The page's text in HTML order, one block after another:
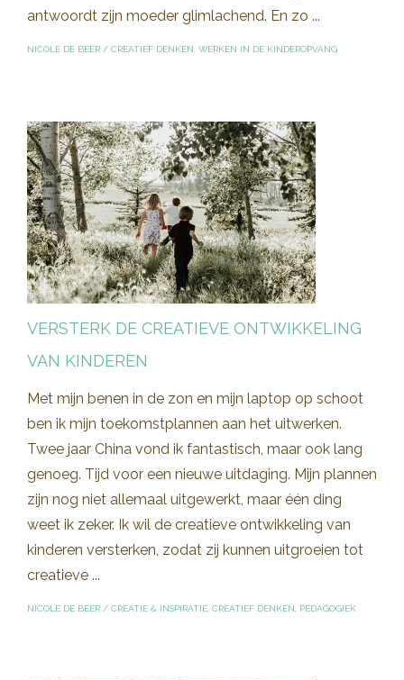
antwoordt zijn moeder glimlachend. En zo ...
NICOLE DE BEER / CREATIEF DENKEN WERKEN IN DE KINDEROPVANG
VERSTERK DE CREATIEVE ONTWIKKELING
VAN KINDEREN
Met mijn benen in de zon en mijn laptop op schoot
ben ik mijn toekomstplannen aan het uitwerken.
Twee jaar China vond ik fantastisch, maar ook lang
genoeg. Tijd voor een nieuwe uitdaging. Mijn plannen
zijn nog niet allemaal uitgewerkt, maar één ding
weet ik zeker. Ik wil de creatieve ontwikkeling van
kinderen versterken, zodat zij kunnen uitgroeien tot
creatieve ...
NICOLE DE BEER / CREATIE & INSPIRATIE CREATIEF DENKEN PEDAGOGIEK